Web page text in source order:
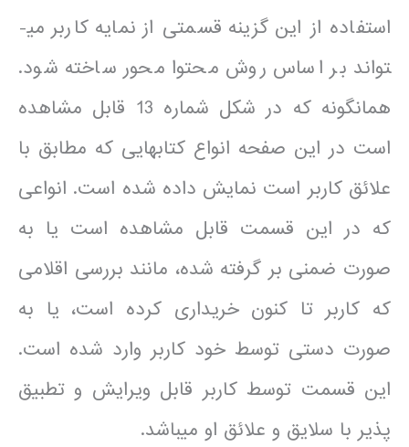
استفاده از این گزینه قسمتی از نمایه کاربر می­
تواند بر اساس روش محتوا محور ساخته شود.
همانگونه که در شکل شماره 13 قابل مشاهده
است در این صفحه انواع کتاب­هایی که مطابق با
علائق کاربر است نمایش داده شده است. انواعی
که در این قسمت قابل مشاهده است یا به
صورت ضمنی بر گرفته شده، مانند بررسی اقلامی
که کاربر تا کنون خریداری کرده است، یا به
صورت دستی توسط خود کاربر وارد شده است.
این قسمت توسط کاربر قابل ویرایش و تطبیق
پذیر با سلایق و علائق او می­باشد.